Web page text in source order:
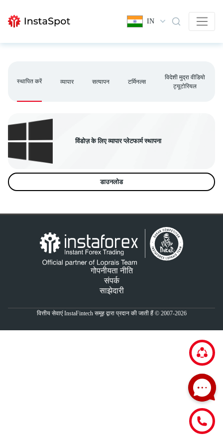
IN
स्थापित करें व्यापार सत्यापन टर्मिनल्स
विदेशी मुद्रा वीडियो
ट्यूटोरियल
विंडोज़ के लिए व्यापार प्लेटफार्म स्थापना
डाउनलोड
गोपनीयता नीति
संपर्क
साझेदारी
वित्तीय सेवाएं InstaFintech समूह द्वारा प्रदान की जाती हैं © 2007-2026